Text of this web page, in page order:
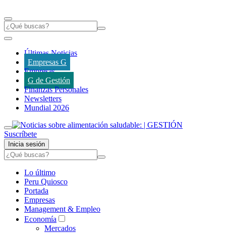
Últimas Noticias
Empresas G
Empresas
G de Gestión
Finanzas Personales
Newsletters
Mundial 2026
Suscríbete
Inicia sesión
Lo último
Peru Quiosco
Portada
Empresas
Management & Empleo
Economía
Mercados